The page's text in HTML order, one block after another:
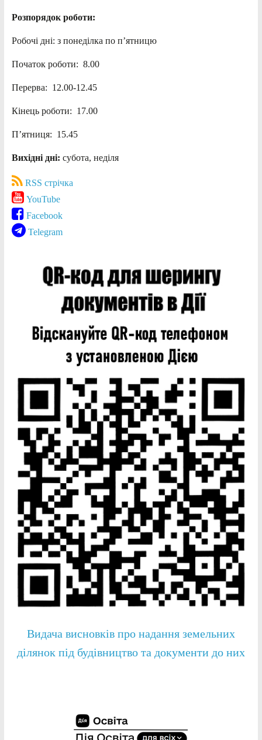
Розпорядок роботи:
Робочі дні: з понеділка по п’ятницю
Початок роботи: 8.00
Перерва: 12.00-12.45
Кінець роботи: 17.00
П’ятниця: 15.45
Вихідні дні: субота, неділя
RSS стрічка
YouTube
Facebook
Telegram
Видача висновків про надання земельних
ділянок під будівництво та документи до них